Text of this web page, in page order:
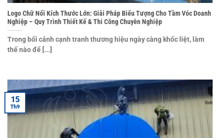
Logo Chữ Nổi Kích Thước Lớn: Giải Pháp Biểu Tượng Cho Tầm Vóc Doanh
Nghiệp – Quy Trình Thiết Kế & Thi Công Chuyên Nghiệp
Trong bối cảnh cạnh tranh thương hiệu ngày càng khốc liệt, làm
thế nào để [...]
15
Th9